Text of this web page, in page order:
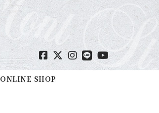
ONLINE SHOP